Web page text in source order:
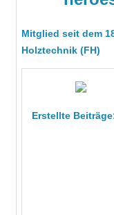
Mitglied seit dem
Holztechnik (FH)
Erstellte